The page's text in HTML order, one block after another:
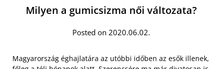
Milyen a gumicsizma női változata?
Posted on 2020.06.02.
Magyarország éghajlatára az utóbbi időben az esők illenek,